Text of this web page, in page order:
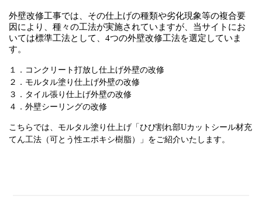
外壁改修工事では、その仕上げの種類や劣化現象等の複合要
因により、種々の工法が実施されていますが、当サイトにお
いては標準工法として、4つの外壁改修工法を選定していま
す。
１．コンクリート打放し仕上げ外壁の改修
２．モルタル塗り仕上げ外壁の改修
３．タイル張り仕上げ外壁の改修
４．外壁シーリングの改修
こちらでは、モルタル塗り仕上げ「ひび割れ部Uカットシール材充
てん工法（可とう性エポキシ樹脂）」をご紹介いたします。